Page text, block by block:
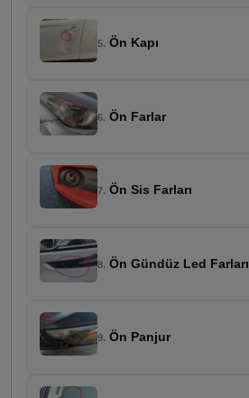
5. Ön Kapı
6. Ön Farlar
7. Ön Sis Farları
8. Ön Gündüz Led Farları
9. Ön Panjur